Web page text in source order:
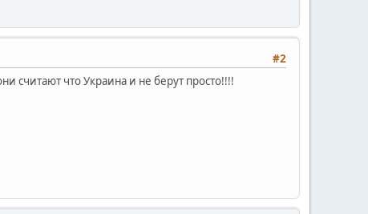
#2
считают что Украина и не берут просто!!!!